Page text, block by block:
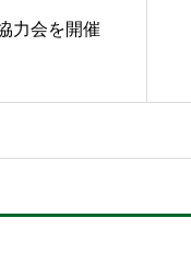
力会を開催